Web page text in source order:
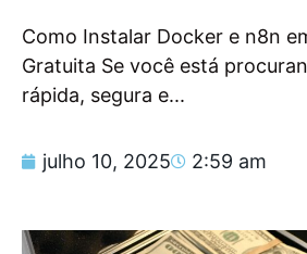
Como Instalar Docker e n8n
Gratuita Se você está
rápida, segura e...
julho 10, 2025 2:59 am